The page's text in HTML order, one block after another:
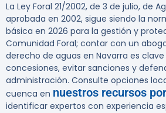
La Ley Foral 21/2002, de 3 de julio, de
aprobada en 2002, sigue siendo la
básica en 2026 para la gestión y
Comunidad Foral; contar con un
derecho de aguas en Navarra es
concesiones, evitar sanciones y
administración. Consulte opciones
cuenca en nuestros recursos
identificar expertos con experiencia